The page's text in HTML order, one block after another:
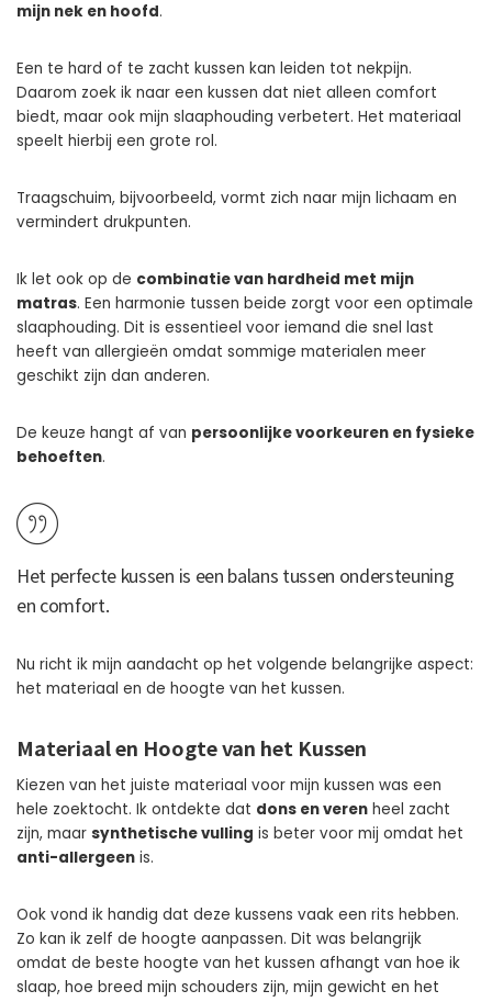
mijn nek en hoofd.
Een te hard of te zacht kussen kan leiden tot nekpijn.
Daarom zoek ik naar een kussen dat niet alleen comfort
biedt, maar ook mijn slaaphouding verbetert. Het materiaal
speelt hierbij een grote rol.
Traagschuim, bijvoorbeeld, vormt zich naar mijn lichaam en
vermindert drukpunten.
Ik let ook op de combinatie van hardheid met mijn
matras. Een harmonie tussen beide zorgt voor een optimale
slaaphouding. Dit is essentieel voor iemand die snel last
heeft van allergieën omdat sommige materialen meer
geschikt zijn dan anderen.
De keuze hangt af van persoonlijke voorkeuren en fysieke
behoeften.
Het perfecte kussen is een balans tussen ondersteuning
en comfort.
Nu richt ik mijn aandacht op het volgende belangrijke aspect:
het materiaal en de hoogte van het kussen.
Materiaal en Hoogte van het Kussen
Kiezen van het juiste materiaal voor mijn kussen was een
hele zoektocht. Ik ontdekte dat dons en veren heel zacht
zijn, maar synthetische vulling is beter voor mij omdat het
anti-allergeen is.
Ook vond ik handig dat deze kussens vaak een rits hebben.
Zo kan ik zelf de hoogte aanpassen. Dit was belangrijk
omdat de beste hoogte van het kussen afhangt van hoe ik
slaap, hoe breed mijn schouders zijn, mijn gewicht en het